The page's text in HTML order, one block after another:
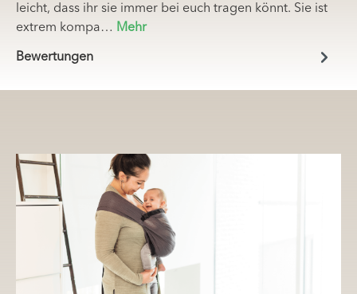
leicht, dass ihr sie immer bei euch tragen könnt. Sie ist
extrem kompa… Mehr
Bewertungen